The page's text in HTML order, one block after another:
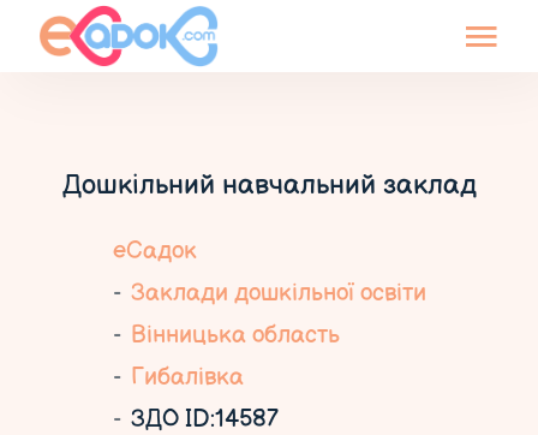
Дошкільний навчальний заклад
еСадок
Заклади дошкільної освіти
Вінницька область
Гибалівка
ЗДО ID:14587